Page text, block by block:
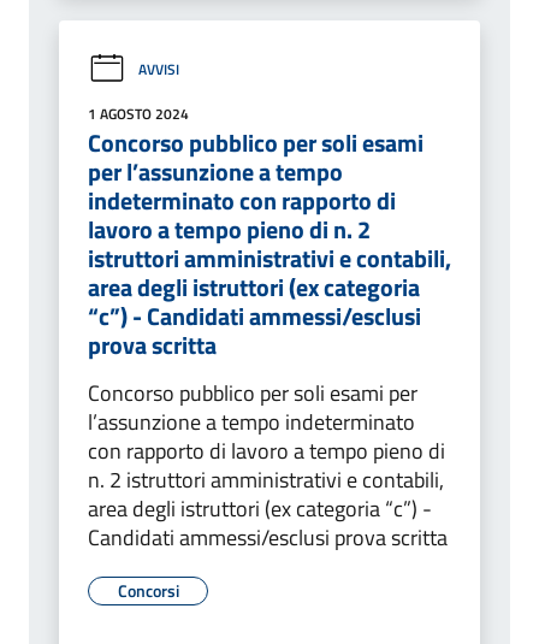
AVVISI
1 AGOSTO 2024
Concorso pubblico per soli esami
per l’assunzione a tempo
indeterminato con rapporto di
lavoro a tempo pieno di n. 2
istruttori amministrativi e contabili,
area degli istruttori (ex categoria
“c”) - Candidati ammessi/esclusi
prova scritta
Concorso pubblico per soli esami per
l’assunzione a tempo indeterminato
con rapporto di lavoro a tempo pieno di
n. 2 istruttori amministrativi e contabili,
area degli istruttori (ex categoria “c”) -
Candidati ammessi/esclusi prova scritta
Concorsi